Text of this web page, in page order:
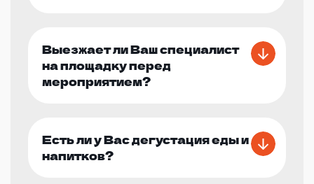
Выезжает ли Ваш специалист
на площадку перед
мероприятием?
Есть ли у Вас дегустация еды и
напитков?